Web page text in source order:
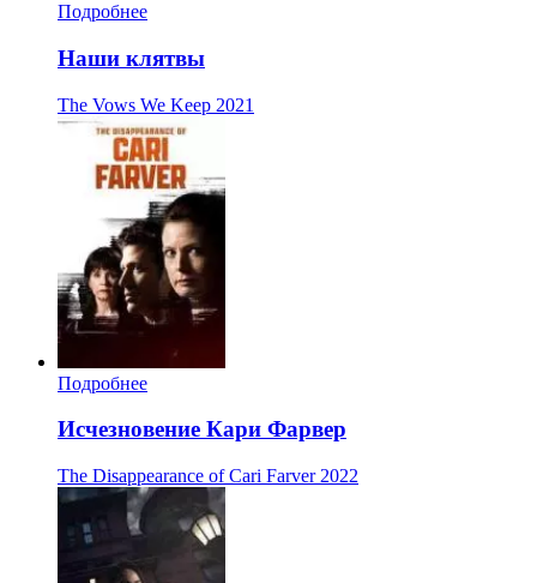
Подробнее
Наши клятвы
The Vows We Keep 2021
Подробнее
Исчезновение Кари Фарвер
The Disappearance of Cari Farver 2022